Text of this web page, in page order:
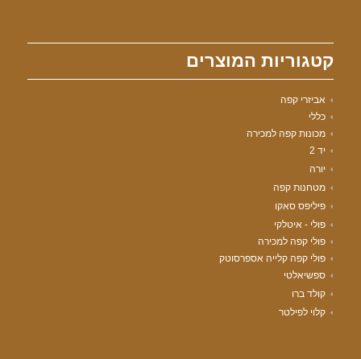
קטגוריות המוצרים
אביזרי קפה
כללי
מכונות קפה למכירה
יד 2
יורה
מטחנות קפה
פיליפס סאקו
פולי - איטלקי
פולי קפה למכירה
פולי קפה קלייה אספרסוטק
ספשיאלטי
קולד ברו
קלוי לפילטר